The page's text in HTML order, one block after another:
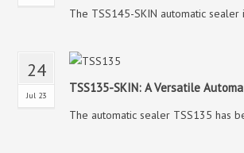
The TSS145-SKIN automatic sealer
24
Jul 23
TSS135-SKIN: A Versatile
The automatic sealer TSS135 has